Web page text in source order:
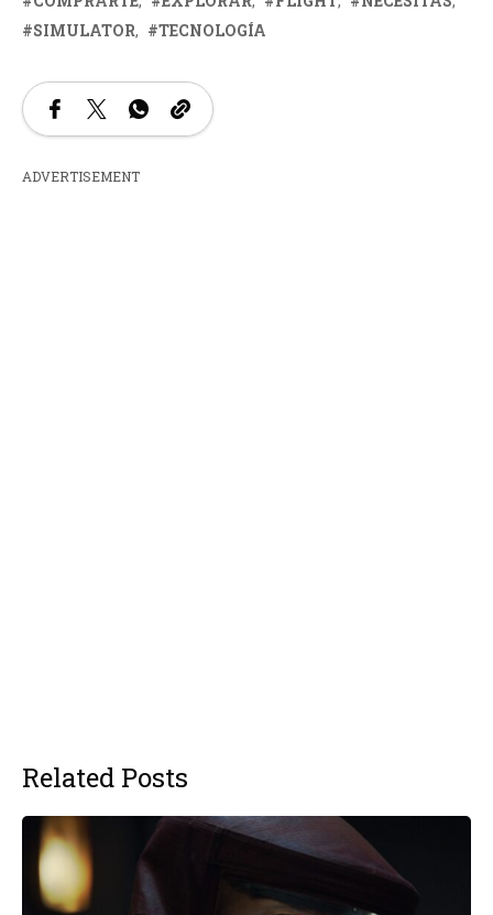
SIMULATOR
TECNOLOGÍA
ADVERTISEMENT
Related Posts